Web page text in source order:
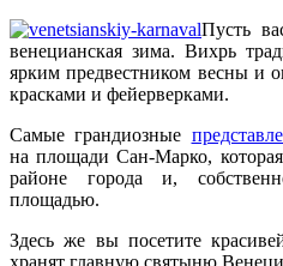
Пусть
венецианская зима. Вихрь
ярким предвестником весны и
красками и фейерверками.
Самые грандиозные
на площади Сан-Марко,
районе города и,
площадью.
Здесь же вы посетите
хранят главную святыню